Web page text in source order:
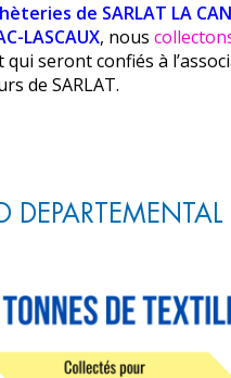
de SARLAT LA
LASCAUX, nous
seront confiés à
de SARLAT.
DEPARTEMENTAL